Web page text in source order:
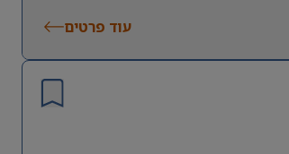
עוד פרטים